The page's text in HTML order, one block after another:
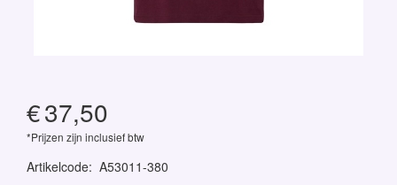
€37,50
*Prijzen zijn inclusief btw
Artikelcode: A53011-380